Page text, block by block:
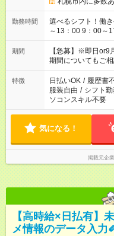
勤務時間
選べるシフト！働きやすい
～13：00 9：00～
12：00～21：00 17：00～21：00
OK ■他シフトにつ
期間
【急募】※即日or9
期間についてもご相
特徴 日払いOK / 履歴書
服装自由 / シフト勤
ソコンスキル不要
気になる！
掲載元企
【高時給×日払有】
メ情報のデータ入力